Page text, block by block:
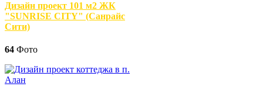
Дизайн проект 101 м2 ЖК
"SUNRISE CITY" (Санрайс
Сити)
64 Фото